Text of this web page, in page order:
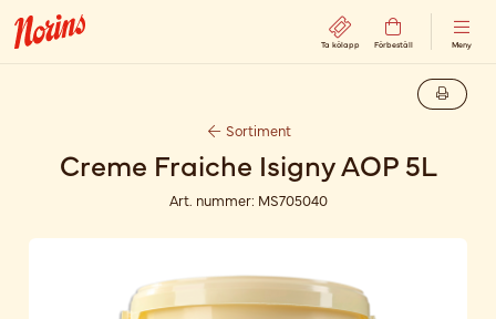
Ta kölapp Förbeställ Meny
Sortiment
Creme Fraiche Isigny AOP 5L
Art. nummer: MS705040